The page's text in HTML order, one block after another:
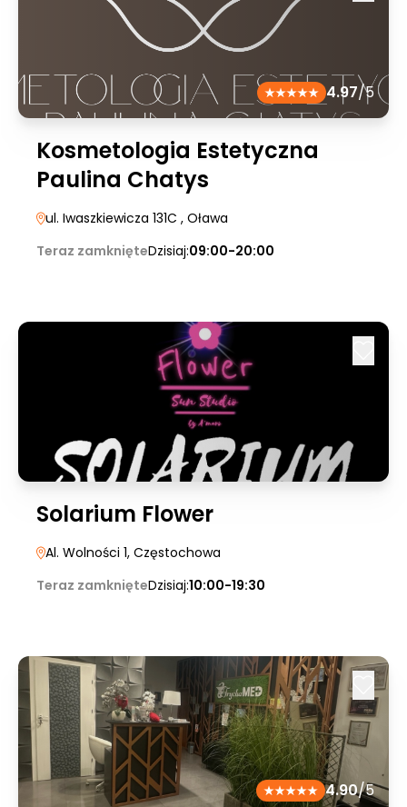
4.97/5
Kosmetologia Estetyczna
Paulina Chatys
ul. Iwaszkiewicza 131C , Oława
Teraz zamknięteDzisiaj:09:00-20:00
Solarium Flower
Al. Wolności 1, Częstochowa
Teraz zamknięteDzisiaj:10:00-19:30
4.90/5